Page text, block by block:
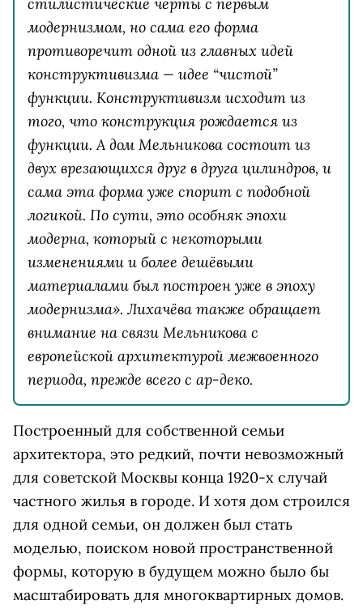
модернизмом, но сама его форма
противоречит одной из главных идей
конструктивизма — идее “чистой”
функции. Конструктивизм исходит из
того, что конструкция рождается из
функции. А дом Мельникова состоит из
двух врезающихся друг в друга цилиндров, и
сама эта форма уже спорит с подобной
логикой. По сути, это особняк эпохи
модерна, который с некоторыми
изменениями и более дешёвыми
материалами был построен уже в эпоху
модернизма». Лихачёва также обращает
внимание на связи Мельникова с
европейской архитектурой межвоенного
периода, прежде всего с ар-деко.
Построенный для собственной семьи
архитектора, это редкий, почти невозможный
для советской Москвы конца 1920-х случай
частного жилья в городе. И хотя дом строился
для одной семьи, он должен был стать
моделью, поиском новой пространственной
формы, которую в будущем можно было бы
масштабировать для многоквартирных домов.